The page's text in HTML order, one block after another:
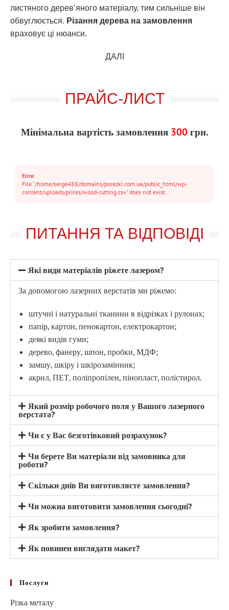
листяного дерев’яного матеріалу, тим сильніше він
обвуглюється. Різання дерева на замовлення
враховує ці нюанси.
ДАЛІ
ПРАЙС-ЛИСТ
Мінімальна вартість замовлення 300 грн.
Error
File "/home/serge488/domains/porezki.com.ua/public_html/wp-
content/uploads/prices/wood-cutting.csv" does not exist.
ПИТАННЯ ТА ВІДПОВІДІ
Які види матеріалів ріжете лазером?
За допомогою лазерних верстатів ми ріжемо:
штучні і натуральні тканини в відрізках і рулонах;
папір, картон, пенокартон, електрокартон;
деякі видів гуми;
дерево, фанеру, шпон, пробки, МДФ;
замшу, шкіру і шкірозамінник;
акрил, ПЕТ, поліпропілен, пінопласт, полістирол.
Який розмір робочого поля у Вашого лазерного
верстата?
Чи є у Вас безготівковий розрахунок?
Чи берете Ви матеріали від замовника для
роботи?
Скільки днів Ви виготовляєте замовлення?
Чи можна виготовити замовлення сьогодні?
Як зробити замовлення?
Як повинен виглядати макет?
Послуги
Різка металу